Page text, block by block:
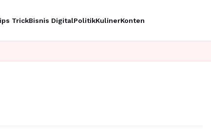
TrickBisnis DigitalPolitikKulinerKonten